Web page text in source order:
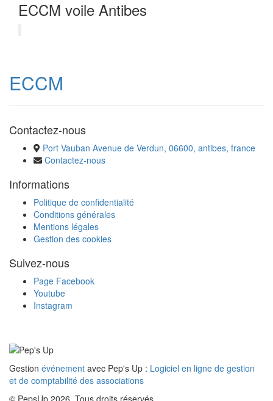
ECCM voile Antibes
ECCM
Contactez-nous
Port Vauban Avenue de Verdun, 06600, antibes, france
Contactez-nous
Informations
Politique de confidentialité
Conditions générales
Mentions légales
Gestion des cookies
Suivez-nous
Page Facebook
Youtube
Instagram
Gestion événement avec Pep's Up : Logiciel en ligne de gestion
et de comptabilité des associations
© PepsUp 2026. Tous droits réservés.